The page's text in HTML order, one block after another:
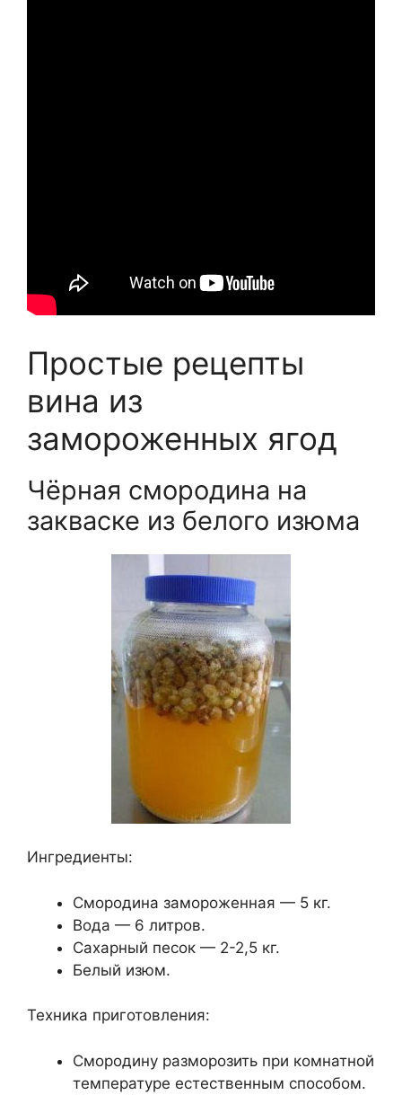
Простые рецепты
вина из
замороженных ягод
Чёрная смородина на
закваске из белого изюма
Ингредиенты:
Смородина замороженная — 5 кг.
Вода — 6 литров.
Сахарный песок — 2-2,5 кг.
Белый изюм.
Техника приготовления:
Смородину разморозить при комнатной
температуре естественным способом.